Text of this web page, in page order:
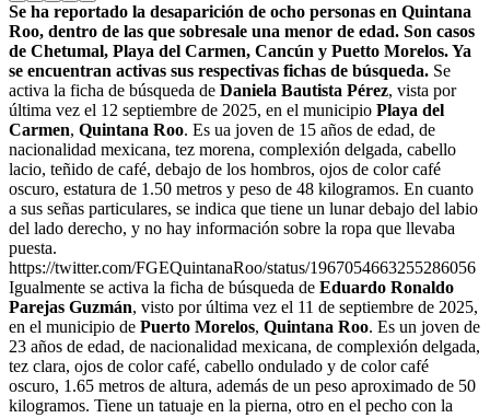
Se ha reportado la desaparición de ocho personas en Quintana
Roo, dentro de las que sobresale una menor de edad. Son casos
de Chetumal, Playa del Carmen, Cancún y Puetto Morelos. Ya
se encuentran activas sus respectivas fichas de búsqueda. Se
activa la ficha de búsqueda de Daniela Bautista Pérez, vista por
última vez el 12 septiembre de 2025, en el municipio Playa del
Carmen, Quintana Roo. Es ua joven de 15 años de edad, de
nacionalidad mexicana, tez morena, complexión delgada, cabello
lacio, teñido de café, debajo de los hombros, ojos de color café
oscuro, estatura de 1.50 metros y peso de 48 kilogramos. En cuanto
a sus señas particulares, se indica que tiene un lunar debajo del labio
del lado derecho, y no hay información sobre la ropa que llevaba
puesta.
https://twitter.com/FGEQuintanaRoo/status/1967054663255286056
Igualmente se activa la ficha de búsqueda de Eduardo Ronaldo
Parejas Guzmán, visto por última vez el 11 de septiembre de 2025,
en el municipio de Puerto Morelos, Quintana Roo. Es un joven de
23 años de edad, de nacionalidad mexicana, de complexión delgada,
tez clara, ojos de color café, cabello ondulado y de color café
oscuro, 1.65 metros de altura, además de un peso aproximado de 50
kilogramos. Tiene un tatuaje en la pierna, otro en el pecho con la